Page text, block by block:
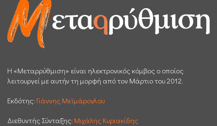
H «Μεταρρύθμιση» είναι ηλεκτρονικός κόμβος ο οποίος
λειτουργεί με αυτήν τη μορφή από τον Μάρτιο του 2012.
Εκδότης: Γιάννης Μεϊμάρογλου
Διεθυντής Σύνταξης: Μιχάλης Κυριακίδης